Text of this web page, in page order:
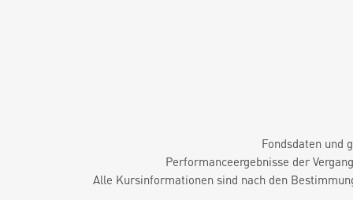
Fondsdaten und
Performanceergebnisse der
Alle Kursinformationen sind nach den